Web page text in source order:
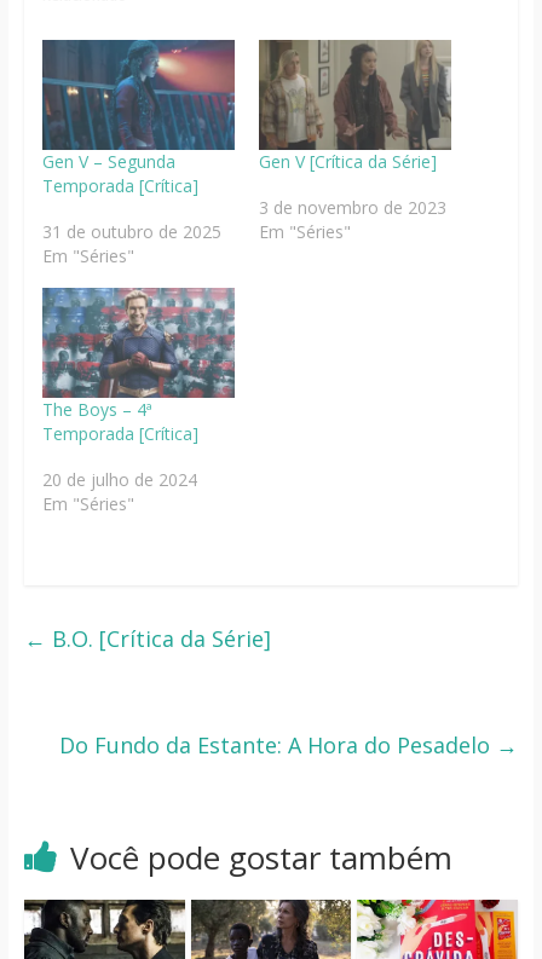
Gen V – Segunda
Temporada [Crítica]
31 de outubro de 2025
Em "Séries"
Gen V [Crítica da Série]
3 de novembro de 2023
Em "Séries"
The Boys – 4ª
Temporada [Crítica]
20 de julho de 2024
Em "Séries"
← B.O. [Crítica da Série]
Do Fundo da Estante: A Hora do Pesadelo →
Você pode gostar também